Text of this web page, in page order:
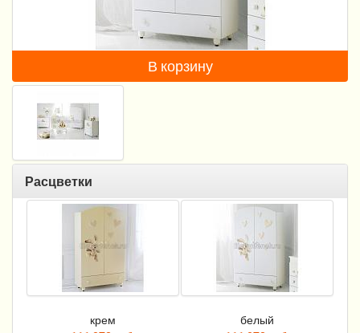
Гигиена и уход
Качели, шезлонги
Манежи
Безопасность ребенка
Ходунки и прыгунки
Игры и развитие
Принадлежности для выписки
Сумки для мам и детей
Кенгуру и слинги
В корзину
Расцветки
крем
белый